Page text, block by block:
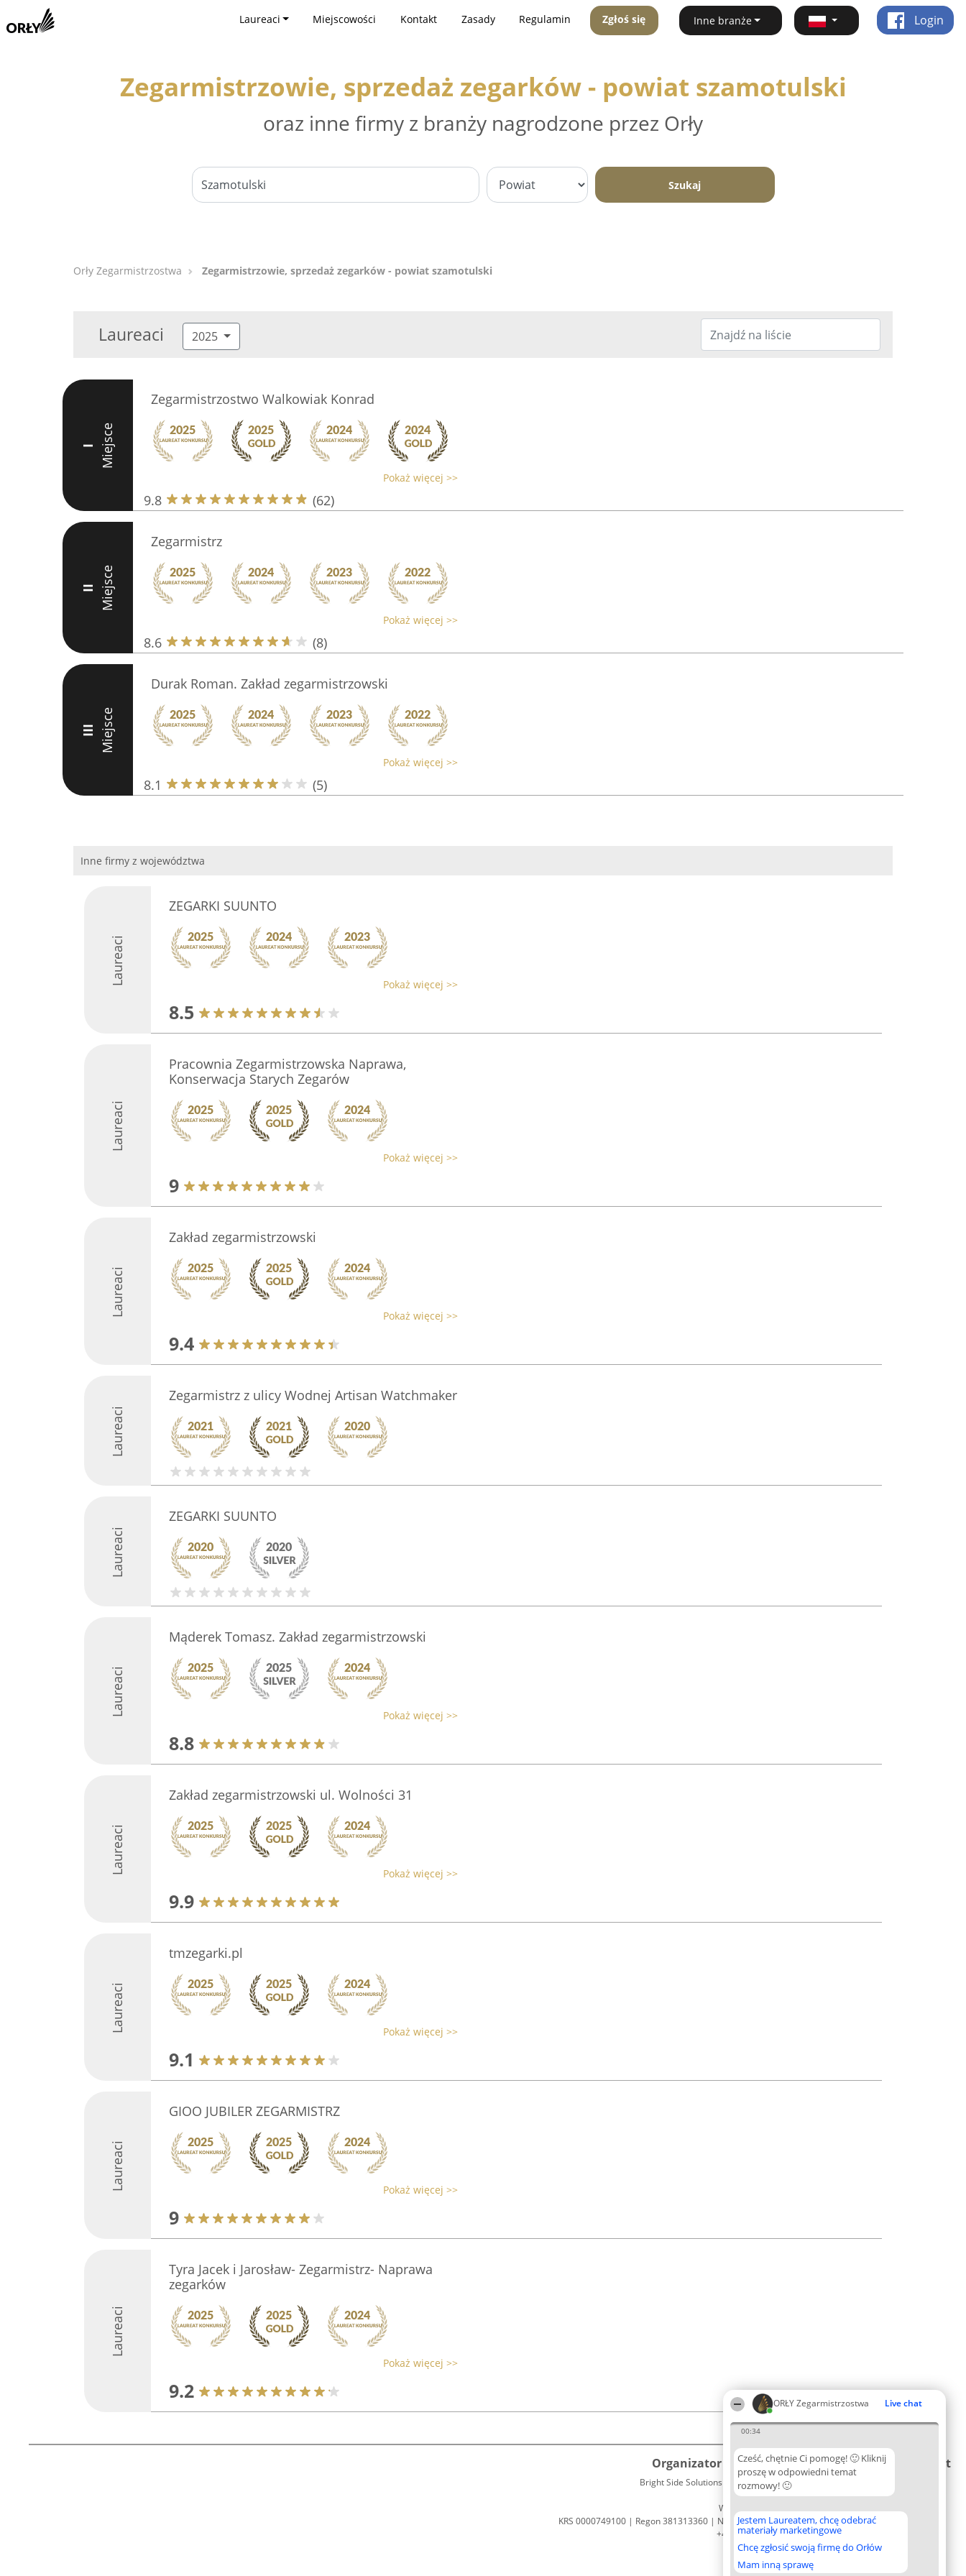
ORŁY Zegarmistrzostwa Live chat
00:34
Cześć, chętnie Ci pomogę! 🙂 Kliknij
proszę w odpowiedni temat
rozmowy! 🙂
Jestem Laureatem, chcę odebrać
materiały marketingowe
Chcę zgłosić swoją firmę do Orłów
Mam inną sprawę
Laureaci Miejscowości Kontakt Zasady Regulamin Zgłoś się Inne branże Login
Zegarmistrzowie, sprzedaż zegarków - powiat szamotulski
oraz inne firmy z branży nagrodzone przez Orły
Szukaj
Orły Zegarmistrzostwa Zegarmistrzowie, sprzedaż zegarków - powiat szamotulski
Laureaci 2025
I Miejsce
Zegarmistrzostwo Walkowiak Konrad
Pokaż więcej >>
9.8 (62)
II Miejsce
Zegarmistrz
Pokaż więcej >>
8.6 (8)
III Miejsce
Durak Roman. Zakład zegarmistrzowski
Pokaż więcej >>
8.1 (5)
Inne firmy z województwa
Laureaci
ZEGARKI SUUNTO
Pokaż więcej >>
8.5
Laureaci
Pracownia Zegarmistrzowska Naprawa,
Konserwacja Starych Zegarów
Pokaż więcej >>
9
Laureaci
Zakład zegarmistrzowski
Pokaż więcej >>
9.4
Laureaci
Zegarmistrz z ulicy Wodnej Artisan Watchmaker
Laureaci
ZEGARKI SUUNTO
Laureaci
Mąderek Tomasz. Zakład zegarmistrzowski
Pokaż więcej >>
8.8
Laureaci
Zakład zegarmistrzowski ul. Wolności 31
Pokaż więcej >>
9.9
Laureaci
tmzegarki.pl
Pokaż więcej >>
9.1
Laureaci
GIOO JUBILER ZEGARMISTRZ
Pokaż więcej >>
9
Laureaci
Tyra Jacek i Jarosław- Zegarmistrz- Naprawa
zegarków
Pokaż więcej >>
9.2
Organizator plebiscytu
Bright Side Solutions sp. z o. o. sp. k.
ul. Ruska 22
Wrocław 50-079
KRS 0000749100 | Regon 381313360 | NIP 8943132676
+48 508 492 400
Plebiscyt
Lista
Laureatów
Zasady
Regulamin
Prywatności
Kontakt